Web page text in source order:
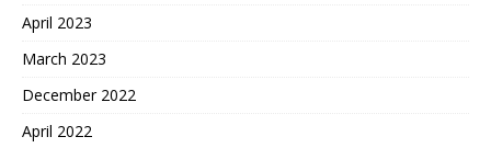
April 2023
March 2023
December 2022
April 2022